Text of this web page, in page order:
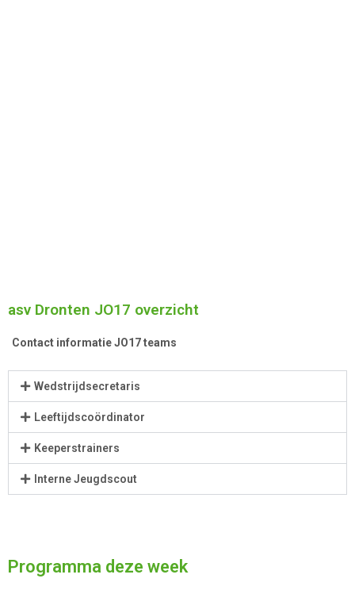
asv Dronten JO17 overzicht
Contact informatie JO17 teams
Wedstrijdsecretaris
Leeftijdscoördinator
Keeperstrainers
Interne Jeugdscout
Programma deze week